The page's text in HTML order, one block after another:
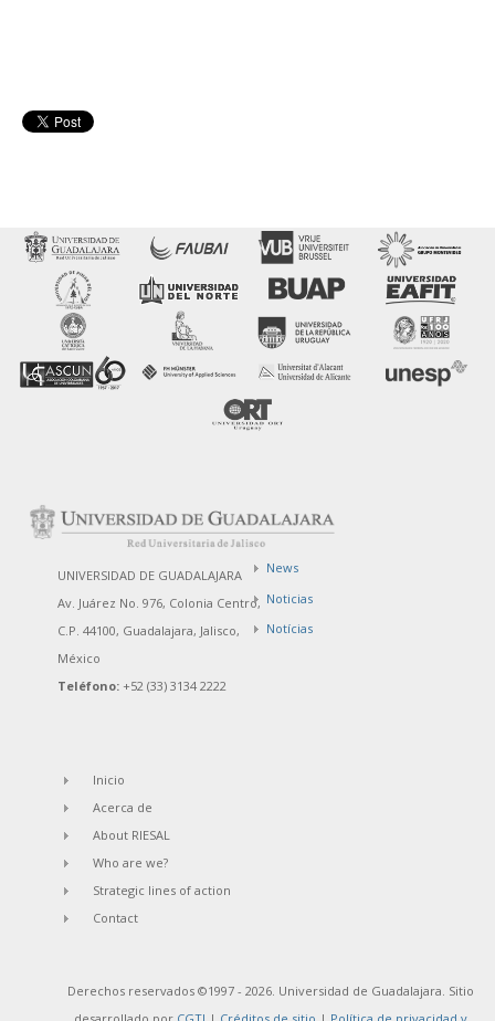
UNIVERSIDAD DE GUADALAJARA
Av. Juárez No. 976, Colonia Centro,
C.P. 44100, Guadalajara, Jalisco,
México
Teléfono: +52 (33) 3134 2222
News
Noticias
Notícias
Inicio
Acerca de
About RIESAL
Who are we?
Strategic lines of action
Contact
Derechos reservados ©1997 - 2026. Universidad de Guadalajara. Sitio